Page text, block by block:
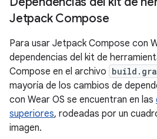
Jetpack Compose
Para usar Jetpack Compose con
dependencias del kit de
Compose en el archivo
mayoría de los cambios de
con Wear OS se encuentran en las
superiores, rodeadas por un
imagen.